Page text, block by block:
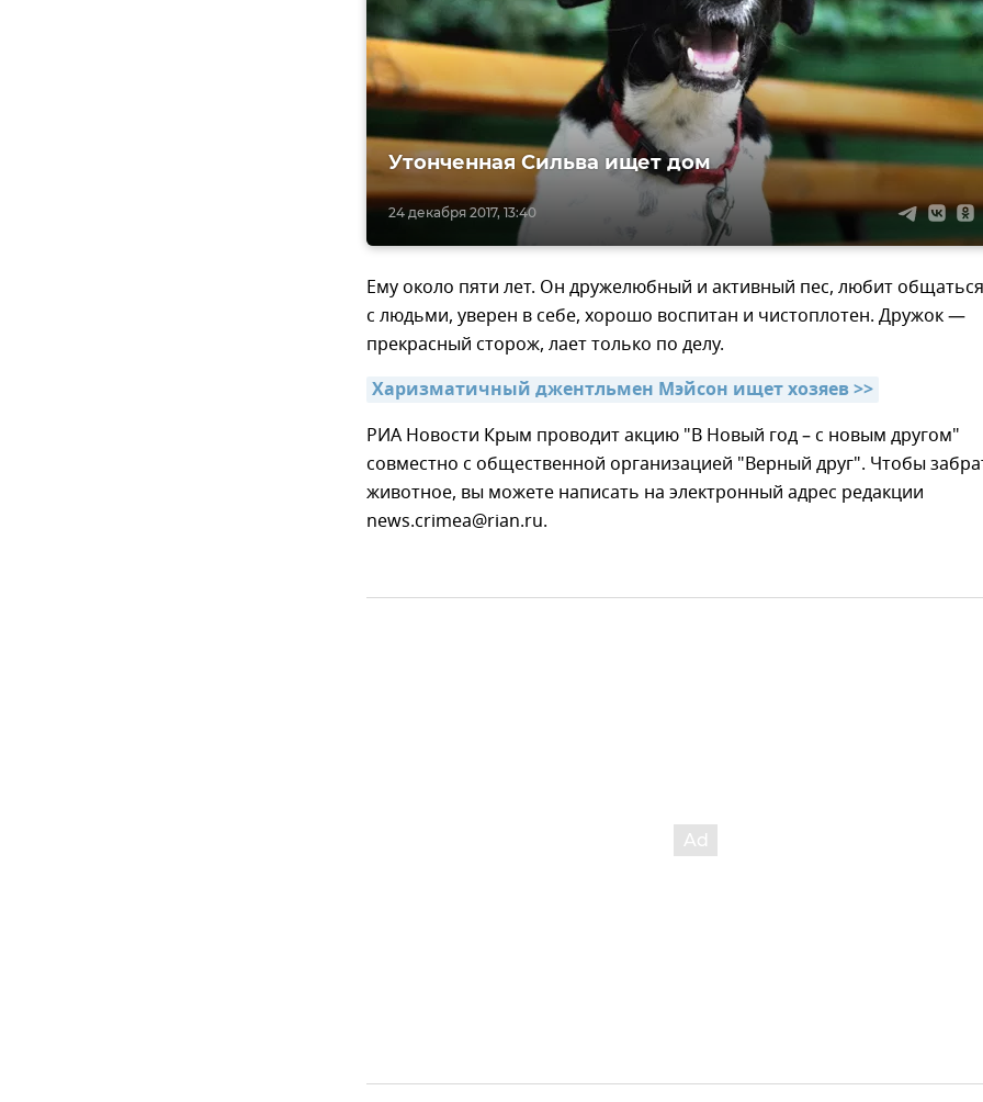
24 декабря 2017, 13:40
Утонченная Сильва ищет дом
Ему около пяти лет. Он дружелюбный и активный пес, любит общаться
с людьми, уверен в себе, хорошо воспитан и чистоплотен. Дружок —
прекрасный сторож, лает только по делу.
Харизматичный джентльмен Мэйсон ищет хозяев >>
РИА Новости Крым проводит акцию "В Новый год – с новым другом"
совместно с общественной организацией "Верный друг". Чтобы
животное, вы можете написать на электронный адрес редакции
news.crimea@rian.ru.